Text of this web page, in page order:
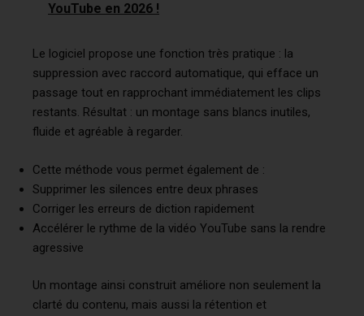
YouTube en 2026 !
Le logiciel propose une fonction très pratique : la
suppression avec raccord automatique, qui efface un
passage tout en rapprochant immédiatement les clips
restants. Résultat : un montage sans blancs inutiles,
fluide et agréable à regarder.
Cette méthode vous permet également de :
Supprimer les silences entre deux phrases
Corriger les erreurs de diction rapidement
Accélérer le rythme de la vidéo YouTube sans la rendre
agressive
Un montage ainsi construit améliore non seulement la
clarté du contenu, mais aussi la rétention et